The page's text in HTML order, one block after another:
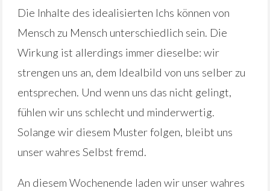
Die Inhalte des idealisierten Ichs können von
Mensch zu Mensch unterschiedlich sein. Die
Wirkung ist allerdings immer dieselbe: wir
strengen uns an, dem Idealbild von uns selber zu
entsprechen. Und wenn uns das nicht gelingt,
fühlen wir uns schlecht und minderwertig.
Solange wir diesem Muster folgen, bleibt uns
unser wahres Selbst fremd.
An diesem Wochenende laden wir unser wahres